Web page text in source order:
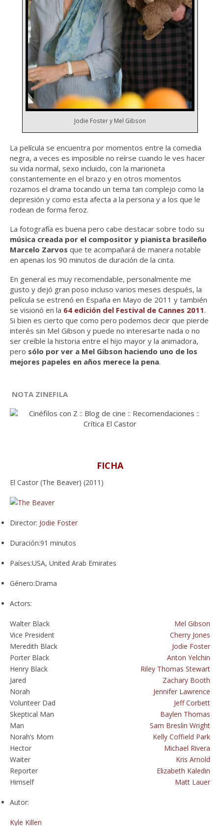
Jodie Foster y Mel Gibson
La película se encuentra por momentos entre la comedia
negra, a veces es imposible no reírse cuando le ves hacer
su vida normal, sexo incluido, con la marioneta
constantemente en el brazo y en otros momentos
rozamos el drama tocando un tema tan complejo como la
depresión y como esta afecta a la persona y a los que le
rodean de forma feroz.
La fotografía es buena pero cabe destacar sobre todo su
música creada por el compositor y pianista brasileño
Marcelo Zarvos que te acompañará de manera notable
en apenas los 90 minutos de duración de la cinta.
En general es muy recomendable, personalmente me
gusto y dejó gran poso incluso varios meses después, la
película se estrenó en España en Mayo de 2011 y también
se visionó en la 64 edición del Festival de Cannes 2011.
Si bien es cierto que como pero podemos decir que pierde
interés sin Mel Gibson y puede no interesarte nada o no
ser creíble la historia entre el hijo mayor y la animadora,
pero sólo por ver a Mel Gibson haciendo uno de los
mejores papeles en años merece la pena.
NOTA ZINEFILA
FICHA
El Castor (The Beaver) (2011)
Director: Jodie Foster
Duración:91 minutos
Países:USA, United Arab Emirates
Género:Drama
Actors:
Walter Black
Mel Gibson
Vice President
Cherry Jones
Meredith Black
Jodie Foster
Porter Black
Anton Yelchin
Henry Black
Riley Thomas Stewart
Jared
Zachary Booth
Norah
Jennifer Lawrence
Volunteer Dad
Jeff Corbett
Skeptical Man
Baylen Thomas
Man
Sam Breslin Wright
Norah’s Mom
Kelly Coffield Park
Hector
Michael Rivera
Waiter
Kris Arnold
Reporter
Elizabeth Kaledin
Himself
Matt Lauer
Autor:
Kyle Killen